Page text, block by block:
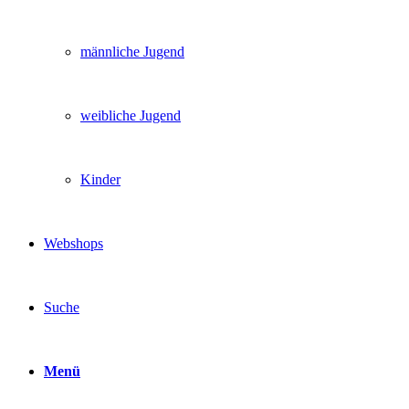
männliche Jugend
weibliche Jugend
Kinder
Webshops
Suche
Menü